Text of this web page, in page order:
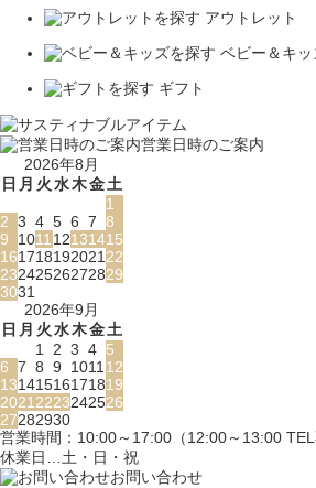
アウトレット
ベビー＆キッ
ギフト
営業日時のご案内
2026年8月
日 月 火水木金土
1
2 3 4 5 6 7 8
9
101112131415
16171819202122
23242526272829
3031
2026年9月
日 月 火水木金土
1 2 3 4 5
6 7 8 9 101112
13141516171819
20212223242526
27282930
営業時間：10:00～17:00（12:00～13:00 TEL
休業日…土・日・祝
お問い合わせ